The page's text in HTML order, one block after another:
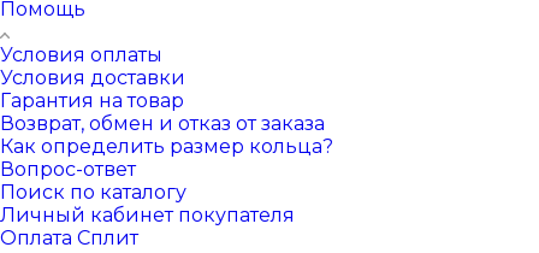
Помощь
Условия оплаты
Условия доставки
Гарантия на товар
Возврат, обмен и отказ от заказа
Как определить размер кольца?
Вопрос-ответ
Поиск по каталогу
Личный кабинет покупателя
Оплата Сплит